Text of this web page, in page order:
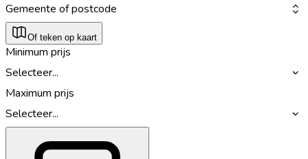
Gemeente of postcode
Of teken op kaart
Minimum prijs
Selecteer...
Maximum prijs
Selecteer...